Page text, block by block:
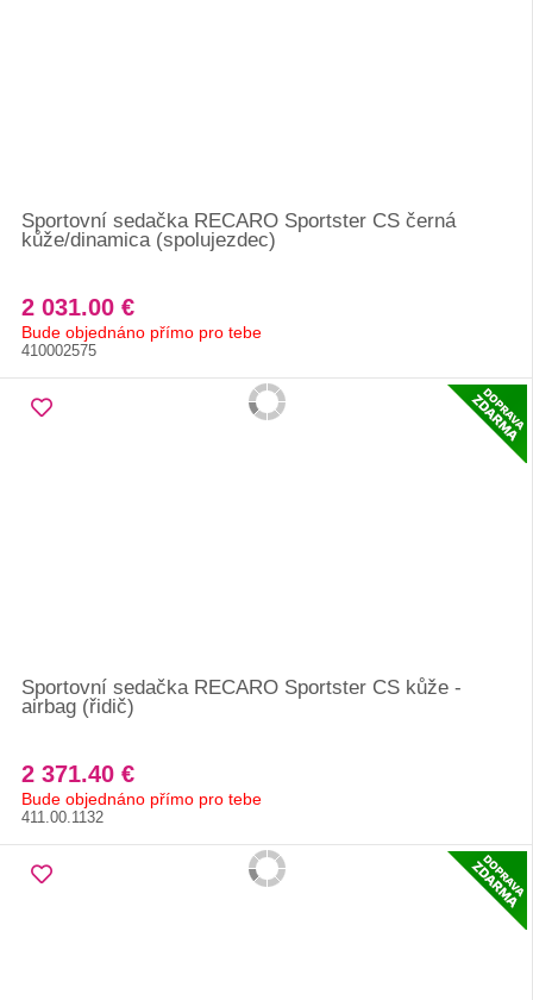
Sportovní sedačka RECARO Sportster CS černá
kůže/dinamica (spolujezdec)
2 031.00 €
Bude objednáno přímo pro tebe
410002575
Sportovní sedačka RECARO Sportster CS kůže -
airbag (řidič)
2 371.40 €
Bude objednáno přímo pro tebe
411.00.1132